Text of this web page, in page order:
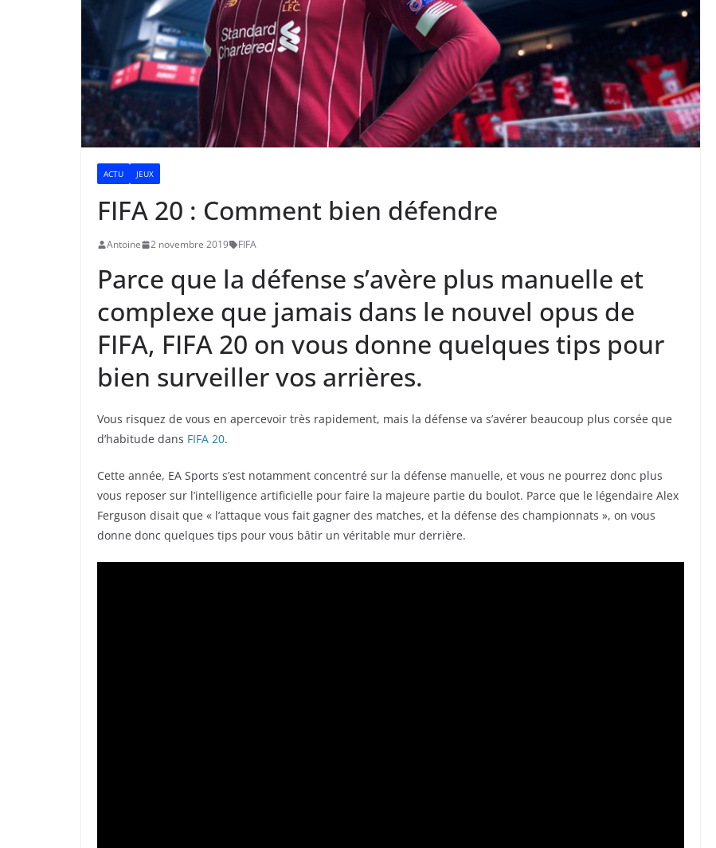
ACTU JEUX
FIFA 20 : Comment bien défendre
Antoine 2 novembre 2019 FIFA
Parce que la défense s’avère plus manuelle et
complexe que jamais dans le nouvel opus de
FIFA, FIFA 20 on vous donne quelques tips pour
bien surveiller vos arrières.
Vous risquez de vous en apercevoir très rapidement, mais la défense va s’avérer beaucoup plus corsée que
d’habitude dans FIFA 20.
Cette année, EA Sports s’est notamment concentré sur la défense manuelle, et vous ne pourrez donc plus
vous reposer sur l’intelligence artificielle pour faire la majeure partie du boulot. Parce que le légendaire Alex
Ferguson disait que « l’attaque vous fait gagner des matches, et la défense des championnats », on vous
donne donc quelques tips pour vous bâtir un véritable mur derrière.